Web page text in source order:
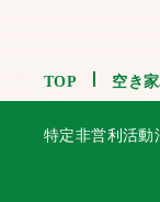
TOP 空き
特定非営利活動